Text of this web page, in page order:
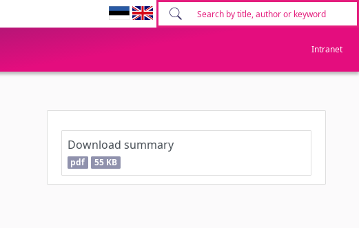
Intranet
Download summary
pdf 55 KB